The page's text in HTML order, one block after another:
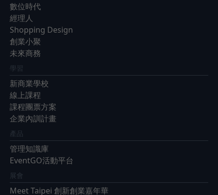
數位時代
經理人
Shopping Design
創業小聚
未來商務
學習
新商業學校
線上課程
課程團票方案
企業內訓計畫
產品
管理知識庫
EventGO活動平台
展會
Meet Taipei 創新創業嘉年華